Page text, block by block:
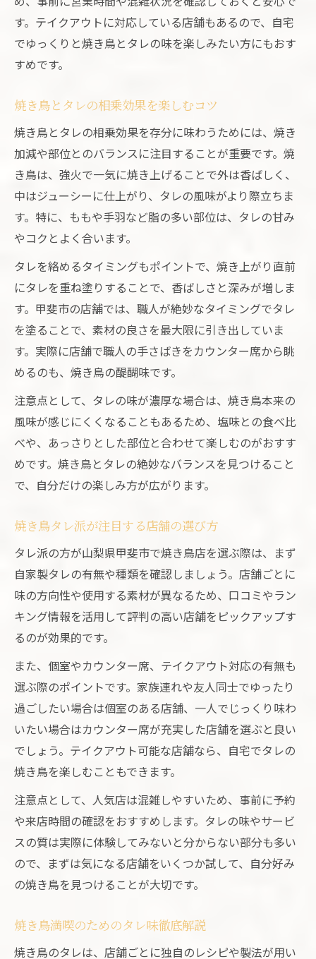
す。テイクアウトに対応している店舗もあるので、自宅
でゆっくりと焼き鳥とタレの味を楽しみたい方にもおす
すめです。
焼き鳥とタレの相乗効果を楽しむコツ
焼き鳥とタレの相乗効果を存分に味わうためには、焼き
加減や部位とのバランスに注目することが重要です。焼
き鳥は、強火で一気に焼き上げることで外は香ばしく、
中はジューシーに仕上がり、タレの風味がより際立ちま
す。特に、ももや手羽など脂の多い部位は、タレの甘み
やコクとよく合います。
タレを絡めるタイミングもポイントで、焼き上がり直前
にタレを重ね塗りすることで、香ばしさと深みが増しま
す。甲斐市の店舗では、職人が絶妙なタイミングでタレ
を塗ることで、素材の良さを最大限に引き出していま
す。実際に店舗で職人の手さばきをカウンター席から眺
めるのも、焼き鳥の醍醐味です。
注意点として、タレの味が濃厚な場合は、焼き鳥本来の
風味が感じにくくなることもあるため、塩味との食べ比
べや、あっさりとした部位と合わせて楽しむのがおすす
めです。焼き鳥とタレの絶妙なバランスを見つけること
で、自分だけの楽しみ方が広がります。
焼き鳥タレ派が注目する店舗の選び方
タレ派の方が山梨県甲斐市で焼き鳥店を選ぶ際は、まず
自家製タレの有無や種類を確認しましょう。店舗ごとに
味の方向性や使用する素材が異なるため、口コミやラン
キング情報を活用して評判の高い店舗をピックアップす
るのが効果的です。
また、個室やカウンター席、テイクアウト対応の有無も
選ぶ際のポイントです。家族連れや友人同士でゆったり
過ごしたい場合は個室のある店舗、一人でじっくり味わ
いたい場合はカウンター席が充実した店舗を選ぶと良い
でしょう。テイクアウト可能な店舗なら、自宅でタレの
焼き鳥を楽しむこともできます。
注意点として、人気店は混雑しやすいため、事前に予約
や来店時間の確認をおすすめします。タレの味やサービ
スの質は実際に体験してみないと分からない部分も多い
ので、まずは気になる店舗をいくつか試して、自分好み
の焼き鳥を見つけることが大切です。
焼き鳥満喫のためのタレ味徹底解説
焼き鳥のタレは、店舗ごとに独自のレシピや製法が用い